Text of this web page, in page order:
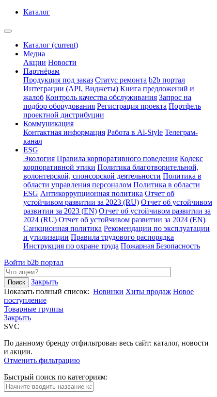
Каталог
Каталог (current)
Медиа
Акции Новости
Партнёрам
Продукция под заказ Статус ремонта b2b портал
Интеграции (API, Виджеты) Книга предложений и
жалоб Контроль качества обслуживания Запрос на
подбор оборудования Регистрация проекта Портфель
проектной дистрибуции
Коммуникация
Контактная информация Работа в Al-Style Телеграм-
канал
ESG
Экология Правила корпоративного поведения Кодекс
корпоративной этики Политика благотворительной,
волонтерской, спонсорской деятельности Политика в
области управления персоналом Политика в области
ESG Антикоррупционная политика Отчет об
устойчивом развитии за 2023 (RU) Отчет об устойчивом
развитии за 2023 (EN) Отчет об устойчивом развитии за
2024 (RU) Отчет об устойчивом развитии за 2024 (EN)
Санкционная политика Рекомендации по эксплуатации
и утилизации Правила трудового распорядка
Инструкция по охране труда Пожарная Безопасность
Войти b2b портал
Закрыть
Показать полный список: Новинки Хиты продаж Новое
поступление
Товарные группы
Закрыть
SVC
По данному бренду отфильтрован весь сайт: каталог, новости
и акции.
Отменить фильтрацию
Быстрый поиск по категориям: